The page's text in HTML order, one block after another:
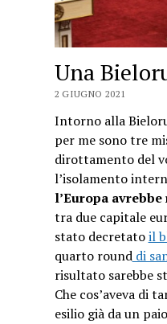
Una
2 GIUGNO 2021
Intorno alla
per me sono tre
dirottamento del
l’isolamento
l’Europa
tra due capitale
stato decretatoil
quarto rounddi
risultato sarebbe
Che cos’aveva di
esilio già da un